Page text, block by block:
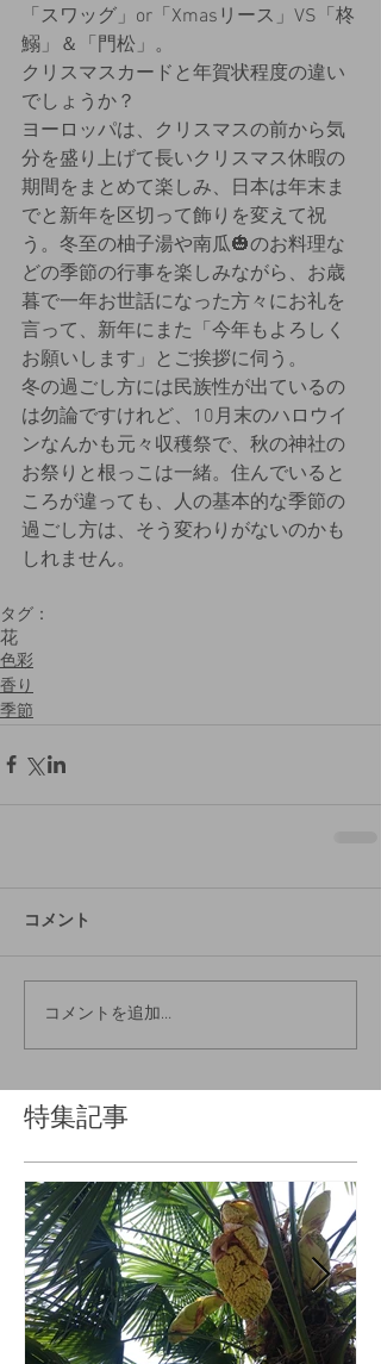
「スワッグ」or「Xmasリース」VS「柊
鰯」＆「門松」。
クリスマスカードと年賀状程度の違い
でしょうか？
ヨーロッパは、クリスマスの前から気
分を盛り上げて長いクリスマス休暇の
期間をまとめて楽しみ、日本は年末ま
でと新年を区切って飾りを変えて祝
う。冬至の柚子湯や南瓜🎃のお料理な
どの季節の行事を楽しみながら、お歳
暮で一年お世話になった方々にお礼を
言って、新年にまた「今年もよろしく
お願いします」とご挨拶に伺う。
冬の過ごし方には民族性が出ているの
は勿論ですけれど、10月末のハロウイ
ンなんかも元々収穫祭で、秋の神社の
お祭りと根っこは一緒。住んでいると
ころが違っても、人の基本的な季節の
過ごし方は、そう変わりがないのかも
しれません。
タグ：
花
色彩
香り
季節
コメント
コメントを追加…
特集記事